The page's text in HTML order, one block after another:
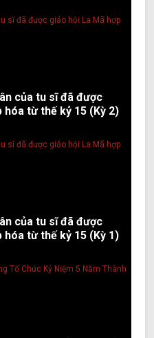
của tu sĩ đã được
hóa từ thế kỷ 15 (Kỳ 2)
của tu sĩ đã được
hóa từ thế kỷ 15 (Kỳ 1)